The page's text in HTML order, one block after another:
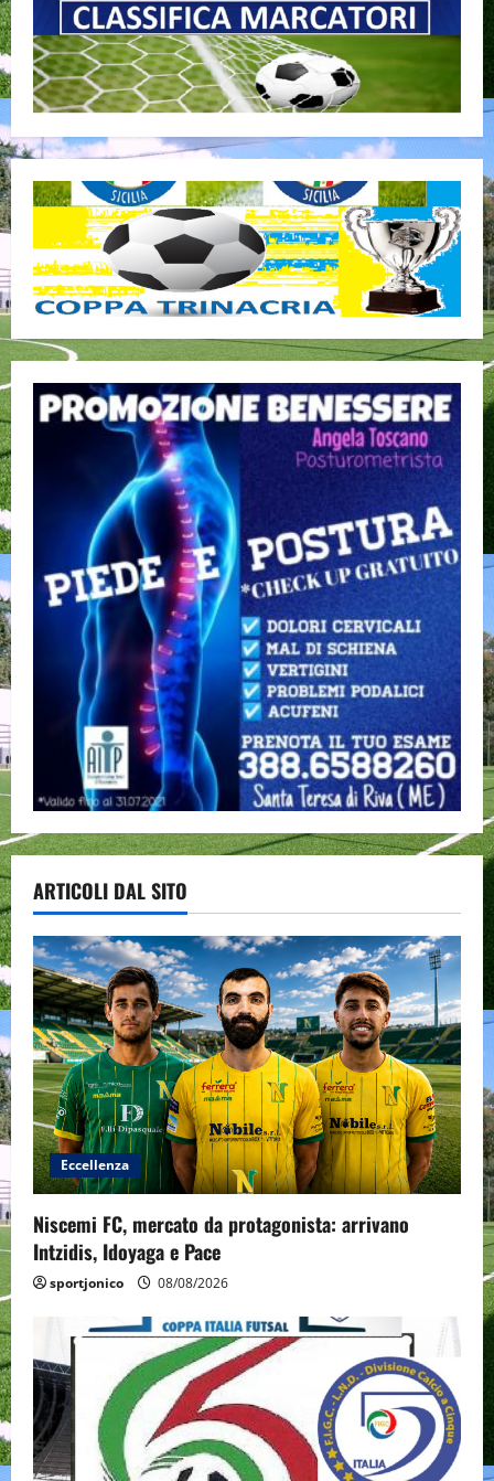
ARTICOLI DAL SITO
Eccellenza
Niscemi FC, mercato da protagonista: arrivano
Intzidis, Idoyaga e Pace
sportjonico 08/08/2026